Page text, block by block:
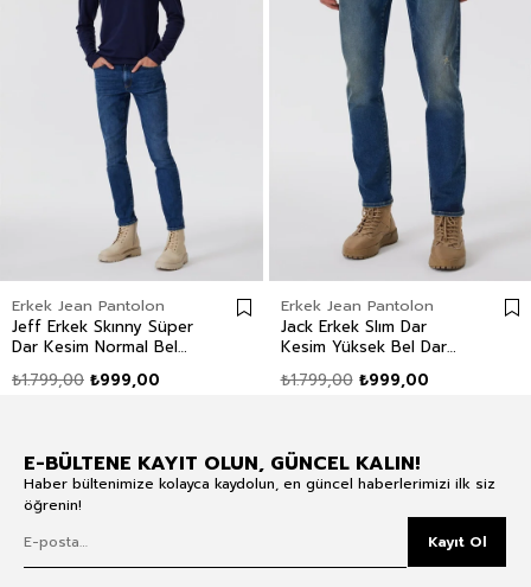
Erkek Jean Pantolon
Jeff Erkek Skınny Süper
Dar Kesim Normal Bel
Mavi
₺999,00
₺1.799,00
Erkek Jean Pantolon
Jack Erkek Slım Dar
Kesim Yüksek Bel Dar
₺999,00
₺1.799,00
E-BÜLTENE KAYIT OLUN, GÜNCEL KALIN!
Haber bültenimize kolayca kaydolun, en güncel haberlerimizi ilk siz
öğrenin!
Kayıt Ol